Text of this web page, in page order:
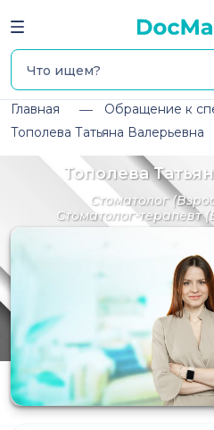
Главная
Обращение к
Тополева Татьяна Валерьевна
Тополева
Стоматолог
Стоматолог-терапевт